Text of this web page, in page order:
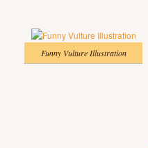
Funny Vulture Illustration